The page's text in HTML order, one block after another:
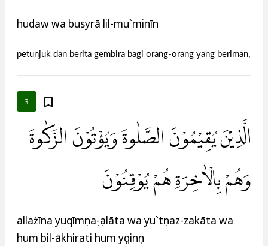
hudaw wa busyrā lil-mu`minīn
petunjuk dan berita gembira bagi orang-orang yang beriman,
3
الَّذِيْنَ يُقِيْمُوْنَ الصَّلٰوةَ وَيُؤْتُوْنَ الزَّكٰوةَ
وَهُمْ بِالْاٰخِرَةِ هُمْ يُوْقِنُوْنَ
allażīna yuqīmụnaṣ-ṣalāta wa yu`tụnaz-zakāta wa
hum bil-ākhirati hum yụqinụn